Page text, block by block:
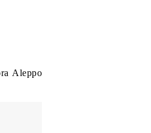
Aleppo